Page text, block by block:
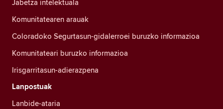
Jabetza intelektuala
Komunitatearen arauak
Coloradoko Segurtasun-gidalerroei buruzko informazioa
Komunitateari buruzko informazioa
Irisgarritasun-adierazpena
Lanpostuak
Lanbide-ataria